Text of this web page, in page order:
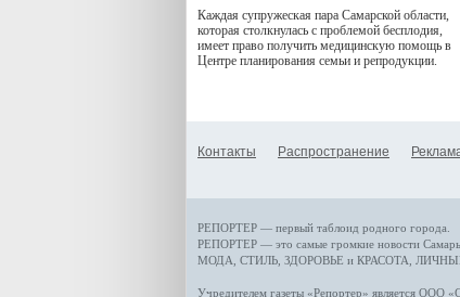
Каждая супружеская пара Самарской области,
которая столкнулась с проблемой бесплодия,
имеет право получить медицинскую помощь в
Центре планирования семьи и репродукции.
Контакты Распространение
РЕПОРТЕР — первый таблоид родного города.
РЕПОРТЕР — это самые громкие новости
МОДА, СТИЛЬ ЗДОРОВЬЕ и КРАСОТА
Учредителем газеты «Репортер» является ООО